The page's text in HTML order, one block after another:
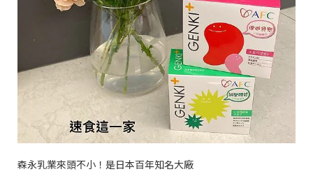
森永乳業來頭不小！是日本百年知名大廠